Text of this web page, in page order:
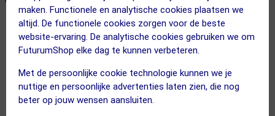
maken. Functionele en analytische cookies plaatsen we
altijd. De functionele cookies zorgen voor de beste
website-ervaring. De analytische cookies gebruiken we om
FuturumShop elke dag te kunnen verbeteren.
Met de persoonlijke cookie technologie kunnen we je
nuttige en persoonlijke advertenties laten zien, die nog
beter op jouw wensen aansluiten.
BBB Cycling
SealMate BSB-65L Frametas Zwart